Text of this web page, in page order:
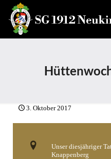
3. Oktober 2017
Unser diesjähriger
Knappenberg